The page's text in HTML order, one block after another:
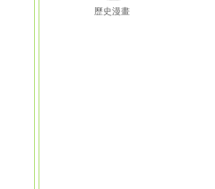
歷史漫畫